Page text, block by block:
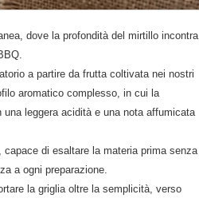
dove la profondità del mirtillo incontra
a partire da frutta coltivata nei nostri
aromatico complesso, in cui la
leggera acidità e una nota affumicata
capace di esaltare la materia prima senza
a ogni preparazione.
la griglia oltre la semplicità, verso